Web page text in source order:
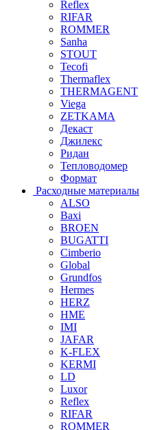
Reflex
RIFAR
ROMMER
Sanha
STOUT
Tecofi
Thermaflex
THERMAGENT
Viega
ZETKAMA
Декаст
Джилекс
Ридан
Тепловодомер
Формат
Расходные материалы
ALSO
Baxi
BROEN
BUGATTI
Cimberio
Global
Grundfos
Hermes
HERZ
HME
IMI
JAFAR
K-FLEX
KERMI
LD
Luxor
Reflex
RIFAR
ROMMER